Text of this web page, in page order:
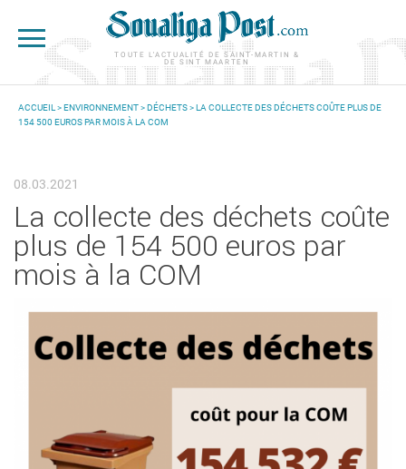
TOUTE L'ACTUALITÉ DE SAINT-MARTIN &
DE SINT MAARTEN
VOUS ÊTES ICI
ACCUEIL >ENVIRONNEMENT>DÉCHETS> LA COLLECTE DES DÉCHETS COÛTE PLUS DE
154 500 EUROS PAR MOIS À LA COM
08.03.2021
La collecte des déchets coûte
plus de 154 500 euros par
mois à la COM